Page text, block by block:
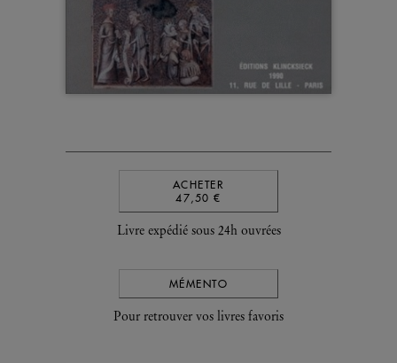
ACHETER
47,50 €
Livre expédié sous 24h ouvrées
MÉMENTO
Pour retrouver vos livres favoris